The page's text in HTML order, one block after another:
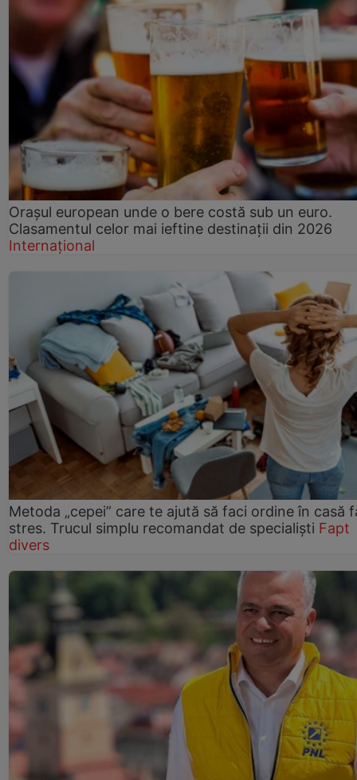
Orașul european unde o bere costă sub un euro.
Clasamentul celor mai ieftine destinații din 2026
Internațional
Metoda „cepei” care te ajută să faci ordine în casă
stres. Trucul simplu recomandat de specialiști Fapt
divers